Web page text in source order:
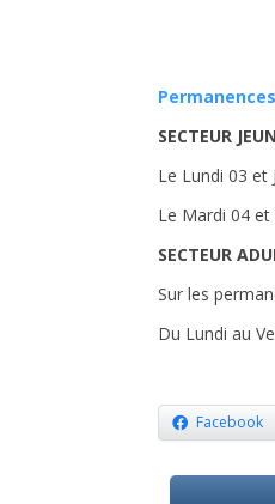
SECTEUR
Le Lundi 03 et
Le Mardi 04 et
SECTEUR
Sur les
Du Lundi au
Facebook